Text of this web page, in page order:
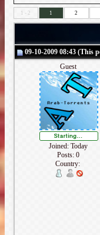
1 - 2 1 2
09-10-2009 08:43 (This
Guest
Joined: Today
Posts: 0
Country: